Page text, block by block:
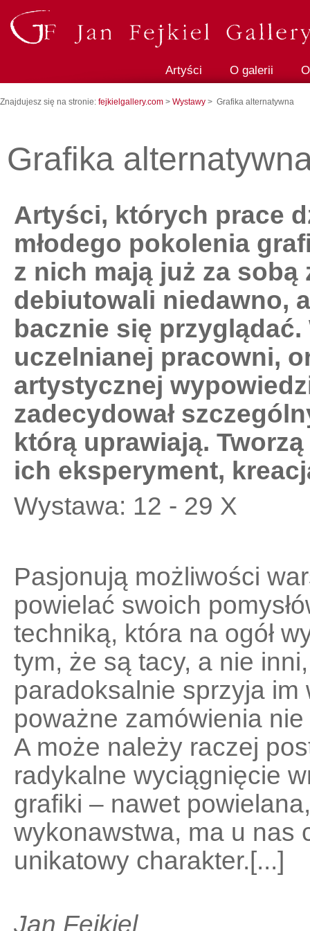
Artyści O galerii
Znajdujesz się na stronie: fejkielgallery.com > Wystawy > Grafika alternatywna
Grafika
Artyści, których prace
młodego pokolenia
z nich mają już za
debiutowali niedawno,
bacznie się
uczelnianej pracowni,
artystycznej
zadecydował
którą uprawiają.
ich eksperyment,
Wystawa: 12 - 29 X
Pasjonują możliwości
powielać swoich
techniką, która na ogół
tym, że są tacy, a nie
paradoksalnie sprzyja im
poważne zamówienia
A może należy raczej
radykalne wyciągnięcie
grafiki – nawet
wykonawstwa, ma u nas
unikatowy charakter.[...]
Jan Fejkiel